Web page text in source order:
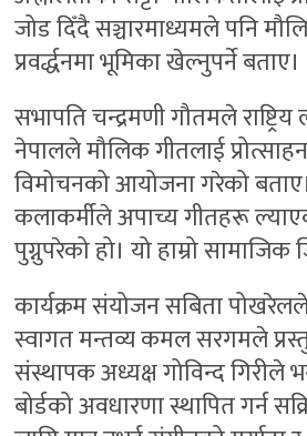
जोड दिँदै सञ्चारमाध्यमले पनि
प्रवर्द्धनमा भूमिका खेल्नुपर्ने बताए।
सभापति चन्द्रमणी गौतमले राष्ट्रिय
नेपालले मौलिक गीतलाई
विमोचनको आयोजना गरेको
कलाकर्मीले अपाच्य गीतहरू
पुग्नुपरेको हो। यो हाम्रो सामाजिक
कार्यक्रम संयोजन सबिता
स्वागत मन्तव्य कमल सरगमले
संस्थापक अध्यक्ष गोविन्द गिरीले
बोर्डको अवधारणा स्थापित गर्न